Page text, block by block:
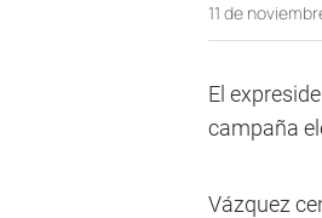
11 de
El
campaña
Vázquez